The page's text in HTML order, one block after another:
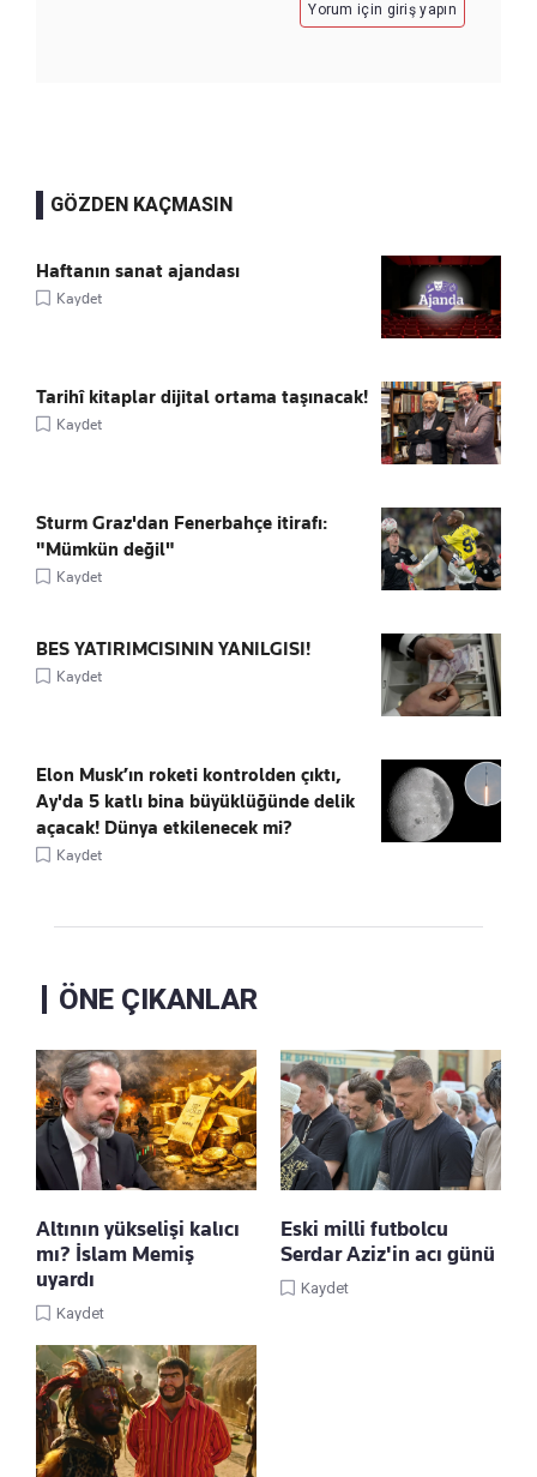
Yorum için giriş yapın
GÖZDEN KAÇMASIN
Haftanın sanat ajandası
Kaydet
Tarihî kitaplar dijital ortama taşınacak!
Kaydet
Sturm Graz'dan Fenerbahçe itirafı:
"Mümkün değil"
Kaydet
BES YATIRIMCISININ YANILGISI!
Kaydet
Elon Musk’ın roketi kontrolden çıktı,
Ay'da 5 katlı bina büyüklüğünde delik
açacak! Dünya etkilenecek mi?
Kaydet
ÖNE ÇIKANLAR
Altının yükselişi kalıcı
mı? İslam Memiş
uyardı
Kaydet
Eski milli futbolcu
Serdar Aziz'in acı günü
Kaydet